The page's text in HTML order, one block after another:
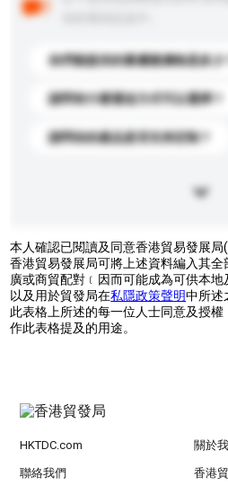
你們能提供的最優惠價格是多少
請問有什麼運送方式可以選擇？
請問你的產品是否支持定制？
本人確認已閱讀及同意香港貿易發展局
香港貿易發展局可將上述資料編入其
廣或商貿配對﹝因而可能成為可供本
以及用於貿發局在私隱政策聲明中所述
此表格上所述的每一位人士同意及授
作此表格提及的用途。
HKTDC.com 關於
聯絡我們 香港